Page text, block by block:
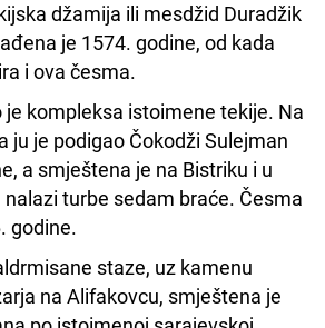
džamija ili mesdžid Duradžik
je 1574. godine, od kada
i ova česma.
je kompleksa istoimene tekije. Na
ju je podigao Čokodži Sulejman
a smještena je na Bistriku i u
turbe sedam braće. Česma
godine.
staze, uz kamenu
na Alifakovcu, smještena je